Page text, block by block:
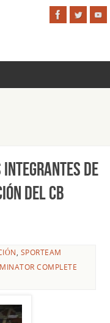
integrantes de
del CB
, SPORTEAM
COMPLETE